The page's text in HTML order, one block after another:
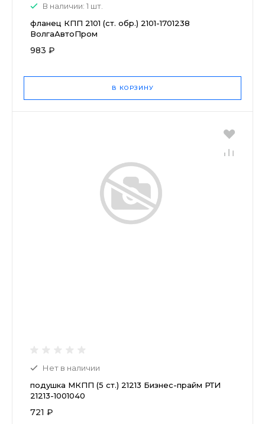
В наличии: 1 шт.
фланец КПП 2101 (ст. обр.) 2101-1701238
ВолгаАвтоПром
983 ₽
В КОРЗИНУ
Нет в наличии
подушка МКПП (5 ст.) 21213 Бизнес-прайм РТИ
21213-1001040
721 ₽